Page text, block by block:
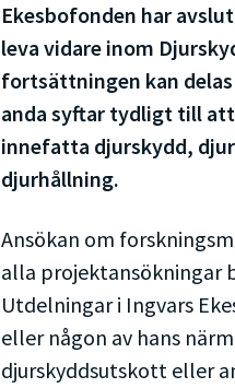
Ekesbofonden har
leva vidare inom
fortsättningen kan
anda syftar tydligt till
innefatta djurskydd,
djurhållning.
Ansökan om
alla projektansökningar
Utdelningar i Ingvars
eller någon av hans
djurskyddsutskott eller